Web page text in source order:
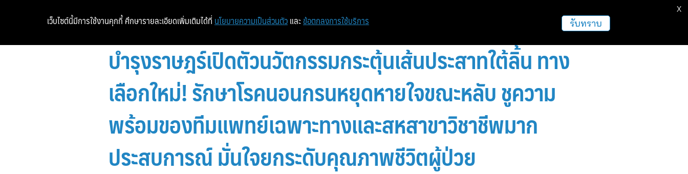
หน้าแรก ท่องเที่ยว ฝากข่าวประชาสัมพันธ์
บำรุงราษฎร์เปิดตัวนวัตกรรมกระตุ้นเส้นประสาทใต้ลิ้น ทาง
เลือกใหม่! รักษาโรคนอนกรนหยุดหายใจขณะหลับ ชูความ
พร้อมของทีมแพทย์เฉพาะทางและสหสาขาวิชาชีพมาก
ประสบการณ์ มั่นใจยกระดับคุณภาพชีวิตผู้ป่วย
เว็บไซต์นี้มีการใช้งานคุกกี้ ศึกษารายละเอียดเพิ่มเติมได้ที่ นโยบายความเป็นส่วนตัว และ ข้อตกลงการใช้บริการ รับทราบ
X